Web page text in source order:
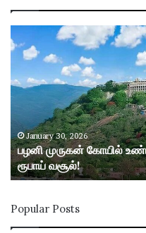
ழ
மு
ன்
கோ
யி
ல்
உ
டி
ய
January 30, 2026
பழனி முருகன் கோயில்
ரூபாய் வசூல்!
Popular Posts